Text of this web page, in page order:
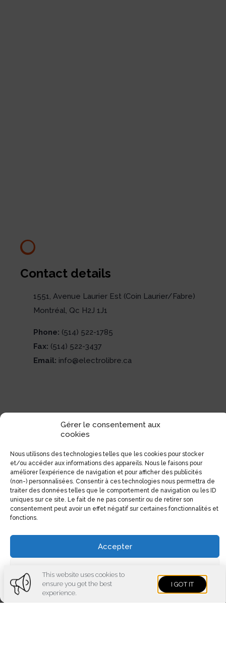
Gérer le consentement aux
cookies
Nous utilisons des technologies telles que les cookies pour stocker
et/ou accéder aux informations des appareils. Nous le faisons pour
améliorer l’expérience de navigation et pour afficher des publicités
(non-) personnalisées. Consentir à ces technologies nous permettra de
traiter des données telles que le comportement de navigation ou les ID
uniques sur ce site. Le fait de ne pas consentir ou de retirer son
consentement peut avoir un effet négatif sur certaines fonctionnalités et
fonctions.
Accepter
Cookies policy Imprint
Contact details
1551, Avenue Laurier Est (Coin Laurier/Fabre)
Montréal, Qc H2J 1J1
Phone: (514) 522-1785
Fax: (514) 522-3437
Email: info@electrolibre.ca
This website uses cookies to
ensure you get the best
experience.
I GOT IT